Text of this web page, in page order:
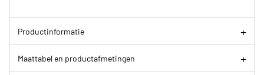
Productinformatie
Maattabel en productafmetingen